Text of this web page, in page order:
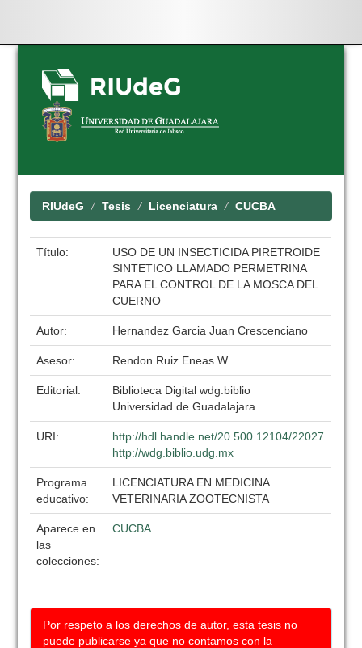
Skip
navigation
RIUdeG Tesis Licenciatura CUCBA
Título:
USO DE UN INSECTICIDA PIRETROIDE
SINTETICO LLAMADO PERMETRINA
PARA EL CONTROL DE LA MOSCA DEL
CUERNO
Autor: Hernandez Garcia Juan Crescenciano
Asesor: Rendon Ruiz Eneas W.
Editorial:
Biblioteca Digital wdg.biblio
Universidad de Guadalajara
URI:
http://hdl.handle.net/20.500.12104/22027
http://wdg.biblio.udg.mx
Programa
educativo:
LICENCIATURA EN MEDICINA
VETERINARIA ZOOTECNISTA
Aparece en
las
colecciones:
CUCBA
Por respeto a los derechos de autor, esta tesis no
puede publicarse ya que no contamos con la